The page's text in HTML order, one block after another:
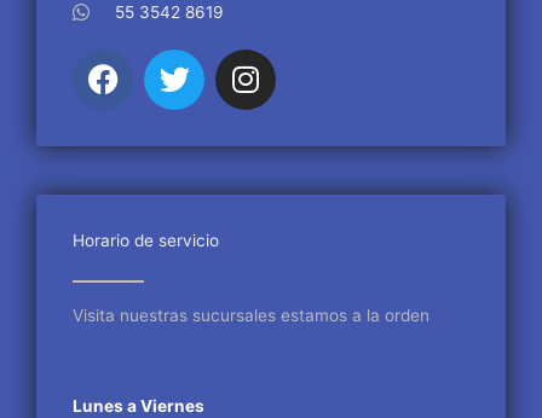
55 3542 8619
F
a
e
b
o
k
T
w
t
t
r
I
n
t
a
m
Horario de servicio
Visita nuestras sucursales estamos a la orden
Lunes a Viernes